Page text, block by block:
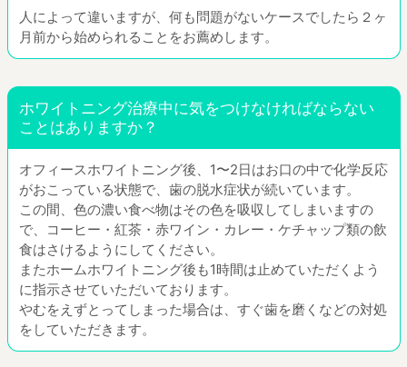
人によって違いますが、何も問題がないケースでしたら２ヶ
月前から始められることをお薦めします。
ホワイトニング治療中に気をつけなければならない
ことはありますか？
オフィースホワイトニング後、1〜2日はお口の中で化学反応
がおこっている状態で、歯の脱水症状が続いています。
この間、色の濃い食べ物はその色を吸収してしまいますの
で、コーヒー・紅茶・赤ワイン・カレー・ケチャップ類の飲
食はさけるようにしてください。
またホームホワイトニング後も1時間は止めていただくよう
に指示させていただいております。
やむをえずとってしまった場合は、すぐ歯を磨くなどの対処
をしていただきます。